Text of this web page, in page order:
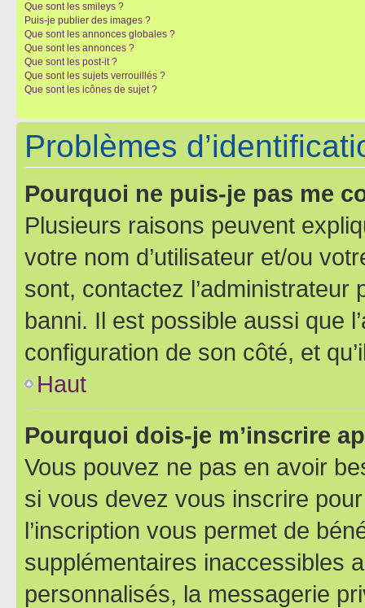
Que sont les smileys ?
Puis-je publier des images ?
Que sont les annonces globales ?
Que sont les annonces ?
Que sont les post-it ?
Que sont les sujets verrouillés ?
Que sont les icônes de sujet ?
Problèmes
Pourquoi ne puis-je pas me
Plusieurs raisons peuvent
votre nom d’utilisateur et/ou
sont, contactez l’administrateur
banni. Il est possible aussi que
configuration de son côté, et
Haut
Pourquoi dois-je m’inscrire
Vous pouvez ne pas en avoir
si vous devez vous inscrire
l’inscription vous permet de
supplémentaires inaccessibles
personnalisés, la messagerie